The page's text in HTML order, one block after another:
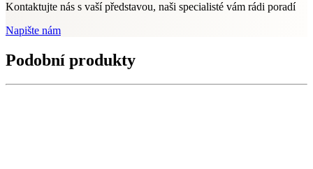
Kontaktujte nás s vaší představou, naši specialisté vám rádi poradí
Napište nám
Podobní produkty